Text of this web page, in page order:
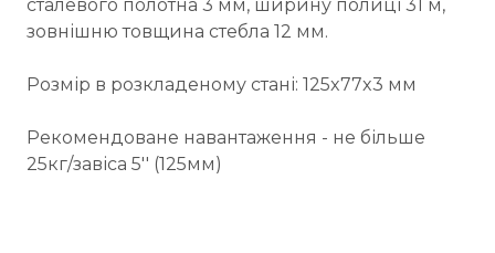
сталевого полотна 3 мм, ширину полиці 31 м,
зовнішню товщина стебла 12 мм.
Розмір в розкладеному стані: 125x77x3 мм
Рекомендоване навантаження - не більше
25кг/завіса 5'' (125мм)